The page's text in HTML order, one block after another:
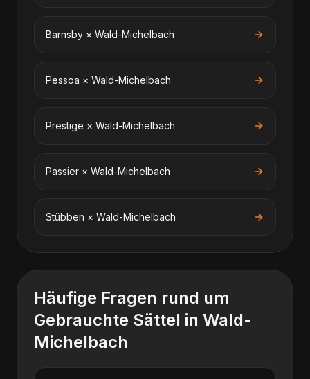
Barnsby × Wald-Michelbach
Pessoa × Wald-Michelbach
Prestige × Wald-Michelbach
Passier × Wald-Michelbach
Stübben × Wald-Michelbach
Häufige Fragen rund um
Gebrauchte Sättel in Wald-
Michelbach